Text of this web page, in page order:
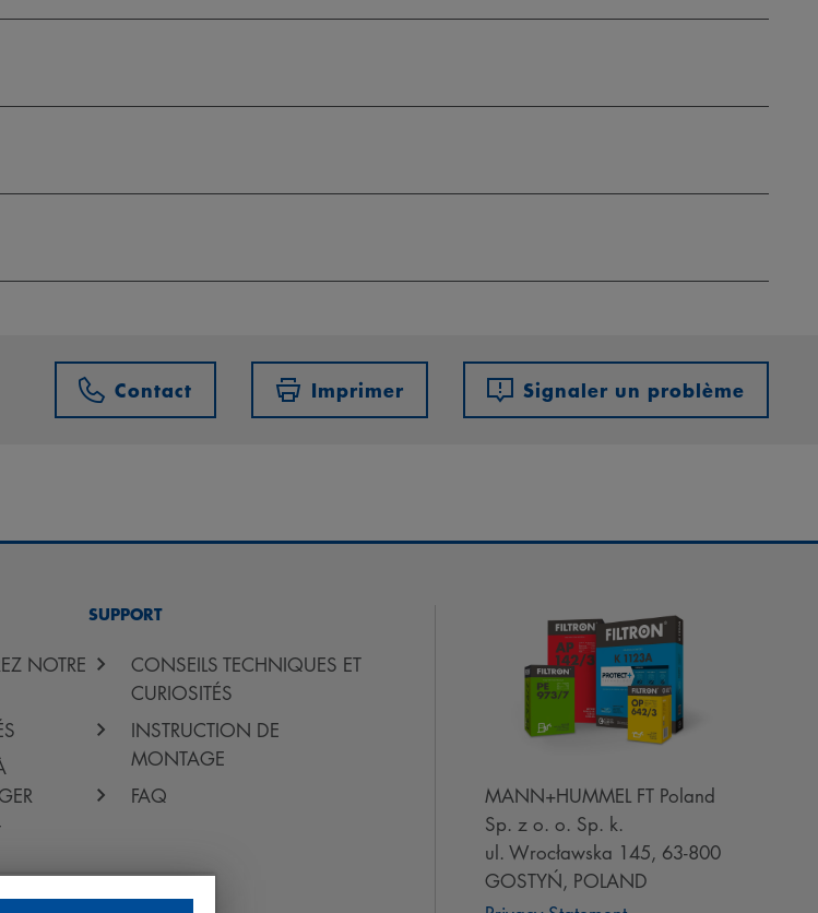
Contact Imprimer Signaler un problème
NOTRE
SUPPORT
CONSEILS TECHNIQUES ET
CURIOSITÉS
INSTRUCTION DE
MONTAGE
FAQ
MANN+HUMMEL FT Poland
Sp. z o. o. Sp. k.
ul. Wrocławska 145, 63-800
GOSTYŃ, POLAND